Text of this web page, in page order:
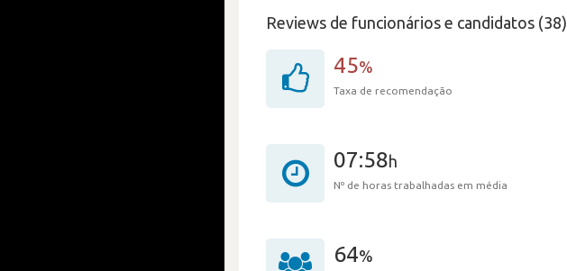
Reviews de funcionários e candidatos (38)
45%
Taxa de recomendação
07:58h
Nº de horas trabalhadas em média
64%